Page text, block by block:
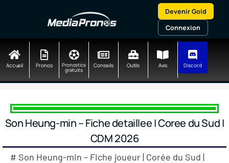
Devenir Gold
Connexion
Accueil Pronos Pronostics
gratuits
Conseils Outils Avis Discord
Son Heung-min – Fiche detaillee | Coree du Sud |
CDM 2026
# Son Heung-min – Fiche joueur | Corée du Sud |